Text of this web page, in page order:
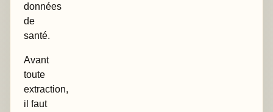
données
de
santé.
Avant
toute
extraction,
il faut